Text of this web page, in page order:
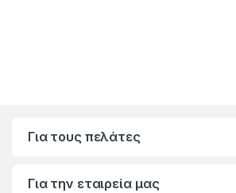
Για τους πελάτες
Για την εταιρεία μας